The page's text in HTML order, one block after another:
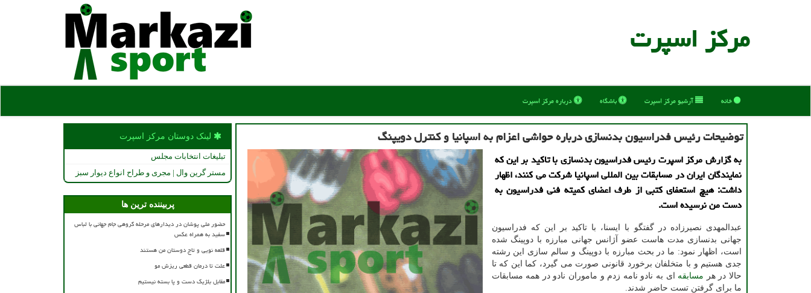
مركز اسپرت
خانه آرشیو مركز اسپرت باشگاه درباره مركز اسپرت
توضیحات رئیس فدراسیون بدنسازی درباره حواشی اعزام به اسپانیا و كنترل دویپنگ
به گزارش مرکز اسپرت رئیس فدراسیون بدنسازی با تاکید بر این که
نمایندگان ایران در مسابقات بین المللی اسپانیا شرکت می کنند، اظهار
داشت: هیچ استعفای کتبی از طرف اعضای کمیته فنی فدراسیون به
دست من نرسیده است.
عبدالمهدی نصیرزاده در گفتگو با ایسنا، با تاکید بر این که فدراسیون
جهانی بدنسازی مدت هاست عضو آژانس جهانی مبارزه با دوپینگ شده
است، اظهار نمود: ما در بحث مبارزه با دوپینگ و سالم سازی این رشته
جدی هستیم و با متخلفان برخورد قانونی صورت می گیرد، کما این که تا
حالا در هر مسابقه ای به نادو نامه زدم و ماموران نادو در همه مسابقات
ما برای گرفتن تست حاضر شدند.
لینک دوستان مركز اسپرت
تبلیغات انتخابات مجلس
مستر گرین وال | مجری و طراح انواع دیوار سبز
پربیننده ترین ها
حضور ملی پوشان در دیدارهای مرحله گروهی جام جهانی با لباس
سفید به همراه عکس
قلعه نویی و تاج دوستان من هستند
علت تا درمان قطعی ریزش مو
مقابل بلژیک دست و پا بسته نیستیم